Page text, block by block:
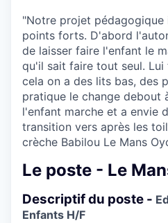
"Notre projet
points forts. D'abord
de laisser faire l'enfant le
qu'il sait faire tout seul. Lui
cela on a des lits bas, des
pratique le change debout
l'enfant marche et a envie
transition vers après les
crèche Babilou Le Mans
Le poste - Le
Descriptif du poste -
Enfants H/F